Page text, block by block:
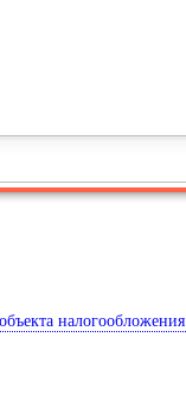
налогообложения